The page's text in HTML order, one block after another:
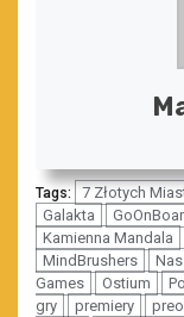
Tags: 7 Złotych
Galakta
Kamienna Mandala
MindBrushers
Games
Ostium
gry
premiery